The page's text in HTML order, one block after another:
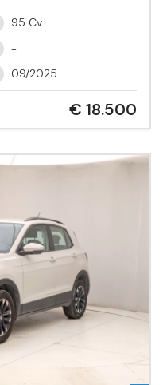
95 Cv
-
09/2025
€ 18.500